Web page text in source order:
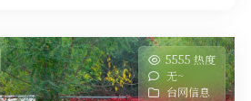
5555 热度
无~
台网信息